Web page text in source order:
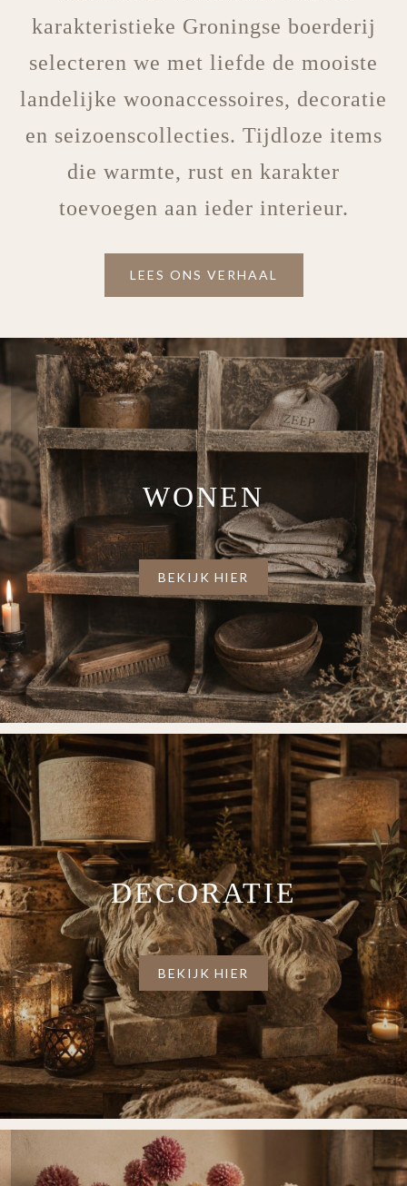
karakteristieke Groningse boerderij
selecteren we met liefde de mooiste
landelijke woonaccessoires, decoratie
en seizoenscollecties. Tijdloze items
die warmte, rust en karakter
toevoegen aan ieder interieur.
LEES ONS VERHAAL
WONEN
BEKIJK HIER
DECORATIE
BEKIJK HIER